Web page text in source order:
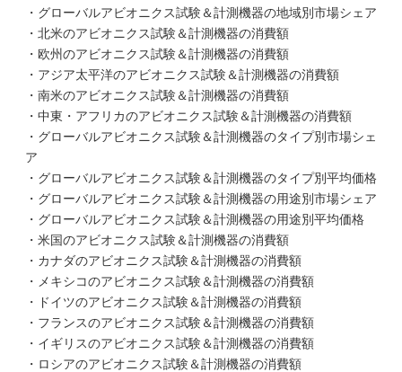
・グローバルアビオニクス試験＆計測機器の地域別市場シェア
・北米のアビオニクス試験＆計測機器の消費額
・欧州のアビオニクス試験＆計測機器の消費額
・アジア太平洋のアビオニクス試験＆計測機器の消費額
・南米のアビオニクス試験＆計測機器の消費額
・中東・アフリカのアビオニクス試験＆計測機器の消費額
・グローバルアビオニクス試験＆計測機器のタイプ別市場シェ
ア
・グローバルアビオニクス試験＆計測機器のタイプ別平均価格
・グローバルアビオニクス試験＆計測機器の用途別市場シェア
・グローバルアビオニクス試験＆計測機器の用途別平均価格
・米国のアビオニクス試験＆計測機器の消費額
・カナダのアビオニクス試験＆計測機器の消費額
・メキシコのアビオニクス試験＆計測機器の消費額
・ドイツのアビオニクス試験＆計測機器の消費額
・フランスのアビオニクス試験＆計測機器の消費額
・イギリスのアビオニクス試験＆計測機器の消費額
・ロシアのアビオニクス試験＆計測機器の消費額